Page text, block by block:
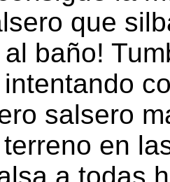
que
baño!
salsero
en